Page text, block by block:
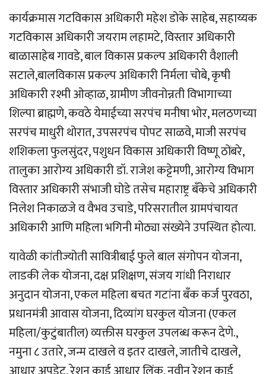
कार्यक्रमास गटविकास अधिकारी महेश डोके साहेब, सहाय्यक
गटविकास अधिकारी जयराम लहामटे, विस्तार अधिकारी
बाळासाहेब गावडे, बाल विकास प्रकल्प अधिकारी वैशाली
सटाले,बालविकास प्रकल्प अधिकारी निर्मला चोबे, कृषी
अधिकारी रश्मी ओव्हाळ, ग्रामीण जीवनोन्नती विभागाच्या
शिल्पा ब्राह्मणे, कवठे येमाईच्या सरपंच मनीषा भोर, मलठणच्या
सरपंच माधुरी थोरात, उपसरपंच पोपट साळवे, माजी सरपंच
शशिकला फुलसुंदर, पशुधन विकास अधिकारी विष्णू ठोंबरे,
तालुका आरोग्य अधिकारी डॉ. राजेश कट्टेमणी, आरोग्य विभाग
विस्तार अधिकारी संभाजी घोडे तसेच महाराष्ट्र बँकेचे अधिकारी
निलेश निकाळजे व वैभव उचाडे, परिसरातील ग्रामपंचायत
अधिकारी आणि महिला भगिनी मोठ्या संख्येने उपस्थित होत्या.
यावेळी कांतीज्योती सावित्रीबाई फुले बाल संगोपन योजना,
लाडकी लेक योजना, दक्ष प्रशिक्षण, संजय गांधी निराधार
अनुदान योजना, एकल महिला बचत गटांना बँक कर्ज पुरवठा,
प्रधानमंत्री आवास योजना, दिव्यांग घरकुल योजना (एकल
महिला/कुटुंबातील) व्यक्तीस घरकुल उपलब्ध करून देणे.,
नमुना ८ उतारे, जन्म दाखले व इतर दाखले, जातीचे दाखले,